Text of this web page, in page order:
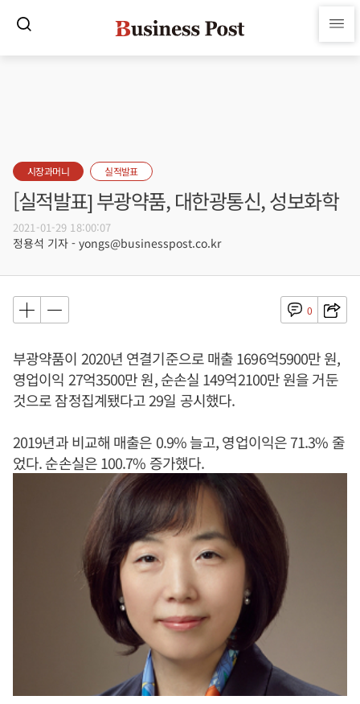
시장과머니 실적발표
[실적발표] 부광약품, 대한광통신, 성보화학
2021-01-29 18:00:07
정용석 기자 - yongs@businesspost.co.kr
0
부광약품이 2020년 연결기준으로 매출 1696억5900만 원,
영업이익 27억3500만 원, 순손실 149억2100만 원을 거둔
것으로 잠정집계됐다고 29일 공시했다.
2019년과 비교해 매출은 0.9% 늘고, 영업이익은 71.3% 줄
었다. 순손실은 100.7% 증가했다.